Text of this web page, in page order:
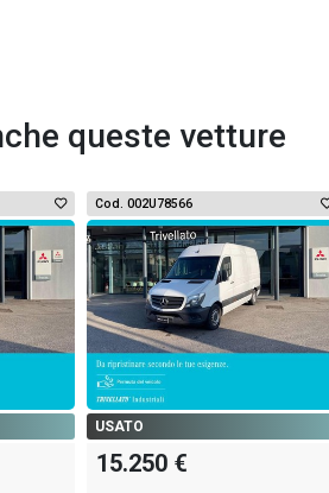
queste vetture
Cod. 002U78566
USATO
15.250 €